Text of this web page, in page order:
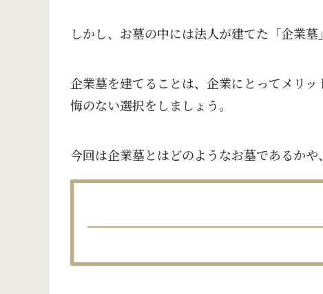
しかし、お墓の中には法人が建てた「企業
企業墓を建てることは、企業にとってメリ
悔のない選択をしましょう。
今回は企業墓とはどのようなお墓であるか